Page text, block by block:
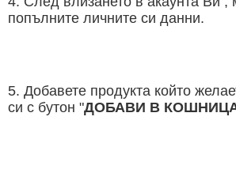
СПОРТНИ
И
ЗА
ПОДАРЪЦИ
сигурност
камери
попълните личните си данни.
5. Добавете продукта който
си с бутон "ДOБАВИ В